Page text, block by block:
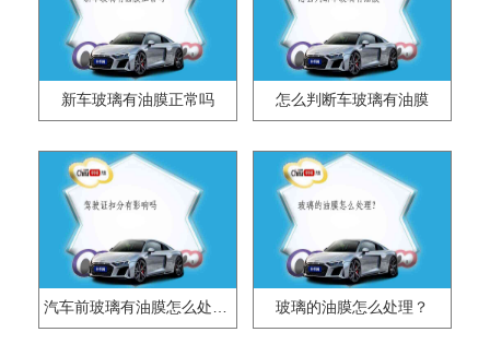
新车玻璃有油膜正常吗 怎么判断车玻璃有油膜
玻璃的油膜怎么处理？